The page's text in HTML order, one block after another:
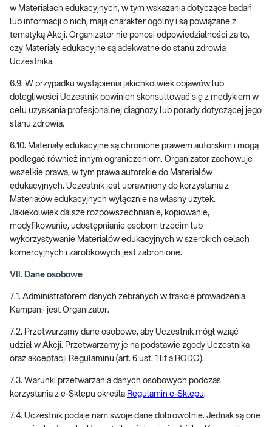
w Materiałach edukacyjnych, w tym wskazania dotyczące badań
lub informacji o nich, mają charakter ogólny i są powiązane z
tematyką Akcji. Organizator nie ponosi odpowiedzialności za to,
czy Materiały edukacyjne są adekwatne do stanu zdrowia
Uczestnika.
6.9. W przypadku wystąpienia jakichkolwiek objawów lub
dolegliwości Uczestnik powinien skonsultować się z medykiem w
celu uzyskania profesjonalnej diagnozy lub porady dotyczącej jego
stanu zdrowia.
6.10. Materiały edukacyjne są chronione prawem autorskim i mogą
podlegać również innym ograniczeniom. Organizator zachowuje
wszelkie prawa, w tym prawa autorskie do Materiałów
edukacyjnych. Uczestnik jest uprawniony do korzystania z
Materiałów edukacyjnych wyłącznie na własny użytek.
Jakiekolwiek dalsze rozpowszechnianie, kopiowanie,
modyfikowanie, udostępnianie osobom trzecim lub
wykorzystywanie Materiałów edukacyjnych w szerokich celach
komercyjnych i zarobkowych jest zabronione.
VII. Dane osobowe
7.1. Administratorem danych zebranych w trakcie prowadzenia
Kampanii jest Organizator.
7.2. Przetwarzamy dane osobowe, aby Uczestnik mógł wziąć
udział w Akcji. Przetwarzamy je na podstawie zgody Uczestnika
oraz akceptacji Regulaminu (art. 6 ust. 1 lit a RODO).
7.3. Warunki przetwarzania danych osobowych podczas
korzystania z e-Sklepu określa Regulamin e-Sklepu.
7.4. Uczestnik podaje nam swoje dane dobrowolnie. Jednak są one